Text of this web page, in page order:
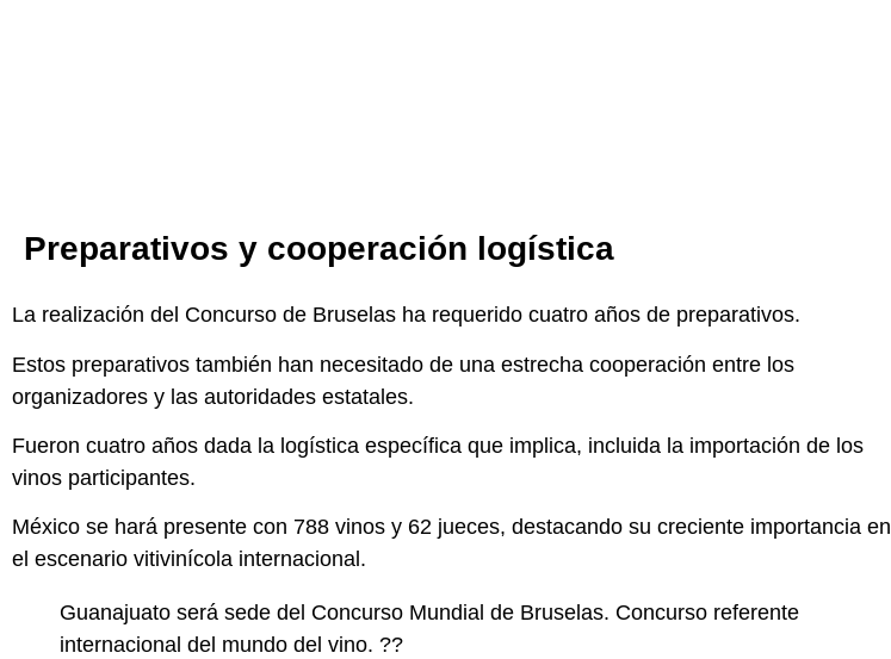
Preparativos y cooperación logística
La realización del Concurso de Bruselas ha requerido cuatro años de preparativos.
Estos preparativos también han necesitado de una estrecha cooperación entre los
organizadores y las autoridades estatales.
Fueron cuatro años dada la logística específica que implica, incluida la importación de los
vinos participantes.
México se hará presente con 788 vinos y 62 jueces, destacando su creciente importancia en
el escenario vitivinícola internacional.
Guanajuato será sede del Concurso Mundial de Bruselas. Concurso referente
internacional del mundo del vino. ??